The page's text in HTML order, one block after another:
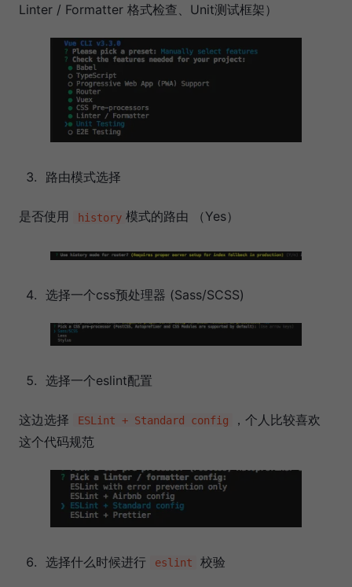
Linter / Formatter 格式检查、Unit测试框架）
路由模式选择
是否使用 history 模式的路由 （Yes）
选择一个css预处理器 (Sass/SCSS)
选择一个eslint配置
这边选择 ESLint + Standard config
，个人比较喜欢
这个代码规范
选择什么时候进行 eslint 校验